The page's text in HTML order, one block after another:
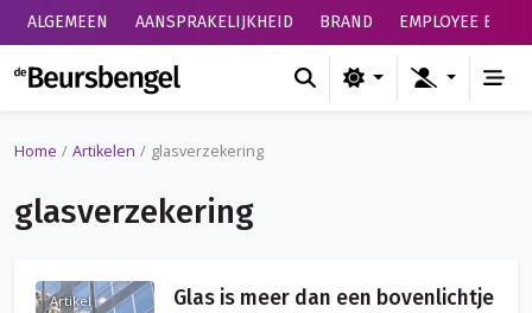
ALGEMEEN AANSPRAKELIJKHEID BRAND EMPLOYEE
de Beursbengel
Home Artikelen glasverzekering
glasverzekering
Artikel Glas is meer dan een bovenlichtje